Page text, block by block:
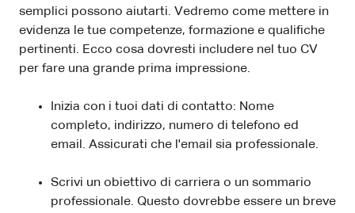
semplici possono aiutarti. Vedremo come mettere in
evidenza le tue competenze, formazione e qualifiche
pertinenti. Ecco cosa dovresti includere nel tuo CV
per fare una grande prima impressione.
Inizia con i tuoi dati di contatto: Nome
completo, indirizzo, numero di telefono ed
email. Assicurati che l'email sia professionale.
Scrivi un obiettivo di carriera o un sommario
professionale. Questo dovrebbe essere un breve